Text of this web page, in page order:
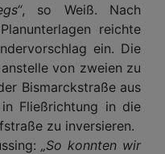
, so Weiß. Nach
reichte
ein. Die
von zweien zu
Bismarckstraße aus
Fließrichtung in die
zu inversieren.
„So konnten wir